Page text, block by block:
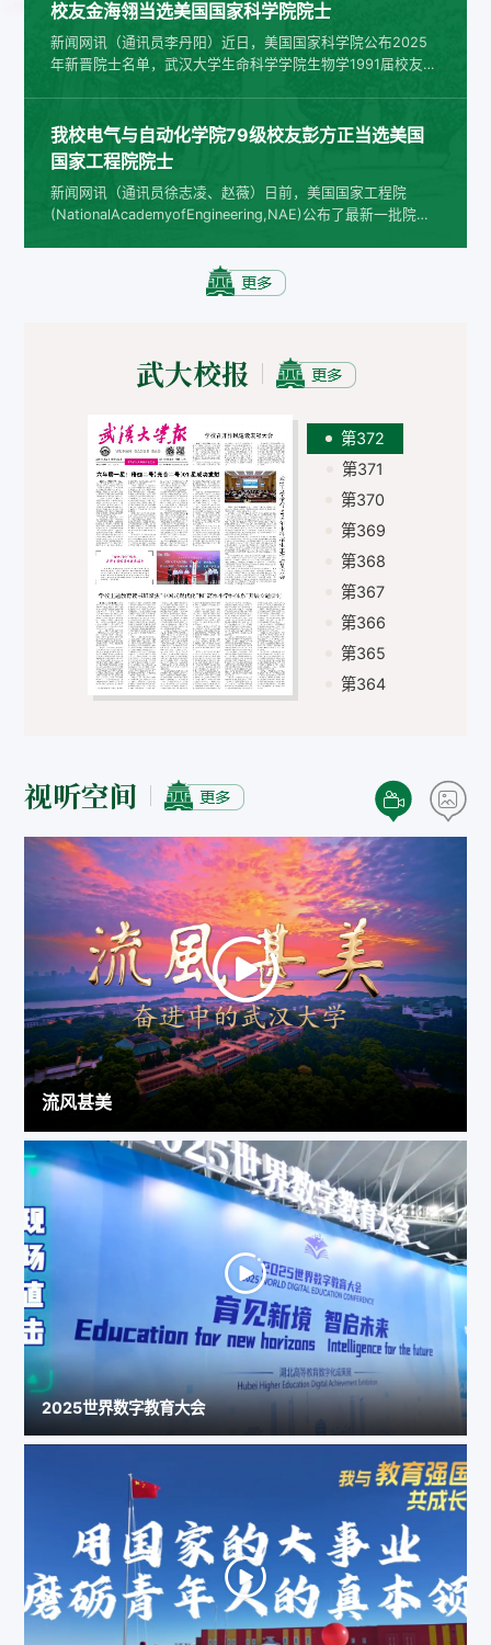
珞珈学子首次获得这一国际性奖项、也是亚洲地区高校学生首
2018级硕博连读生，2023年获管理学博士学位，现任教于湘
潭大学。据悉，iSchools博士...
校友金海翎当选美国国家科学院院士
新闻网讯（通讯员李丹阳）近日，美国国家科学院公布2025
年新晋院士名单，武汉大学生命科学学院生物学1991届校友金
大学伯克利分校和英国JohnInnesCenter的博士后研究，再到
加州大学河滨分校的科研领航，她系统性地研究跨界RNAi和细
胞外囊泡介导的植物和病原体之间的RNA运输、作用机理及生
物学功能、植物免疫反应...
我校电气与自动化学院79级校友彭方正当选美国
国家工程院院士
新闻网讯（通讯员徐志凌、赵薇）日前，美国国家工程院
(NationalAcademyofEngineering,NAE)公布了最新一批院士
级校友彭方正因对开发用于先进电网控制和能量转换的大功率
武大校报
第372
第371
第370
第369
第368
第367
第366
第365
第364
视听空间
流风甚美
2025世界数字教育大会